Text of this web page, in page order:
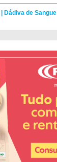
Dádiva de Sangue